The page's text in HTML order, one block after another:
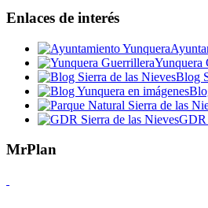
Enlaces de interés
Yunquera
Blog
GDR
MrPlan